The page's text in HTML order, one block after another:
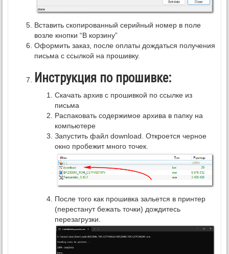
Вставить скопированный серийный номер в поле
возле кнопки “В корзину”
Оформить заказ, после оплаты дождаться получения
письма с ссылкой на прошивку.
Инструкция по прошивке:
Скачать архив с прошивкой по ссылке из
письма
Распаковать содержимое архива в папку на
компьютере
Запустить файл download. Откроется черное
окно пробежит много точек.
После того как прошивка зальется в принтер
(перестанут бежать точки) дождитесь
перезагрузки.